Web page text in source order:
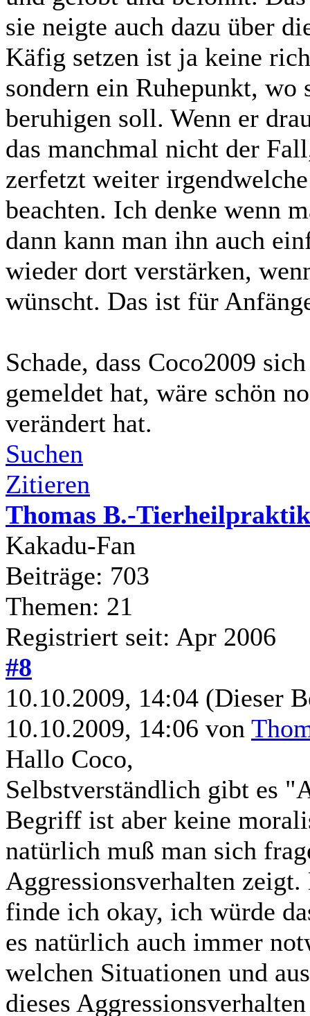
sie neigte auch dazu über
Käfig setzen ist ja keine
sondern ein Ruhepunkt,
beruhigen soll. Wenn er
das manchmal nicht der
zerfetzt weiter
beachten. Ich denke wenn
dann kann man ihn auch
wieder dort verstärken,
wünscht. Das ist für
Schade, dass Coco2009
gemeldet hat, wäre schön
verändert hat.
Suchen
Zitieren
Thomas B.-
Kakadu-Fan
Beiträge: 703
Themen: 21
Registriert seit: Apr 2006
#8
10.10.2009, 14:04 (Dieser
10.10.2009, 14:06 von
Hallo Coco,
Selbstverständlich gibt es
Begriff ist aber keine
natürlich muß man sich
Aggressionsverhalten
finde ich okay, ich würde
es natürlich auch immer
welchen Situationen und
dieses